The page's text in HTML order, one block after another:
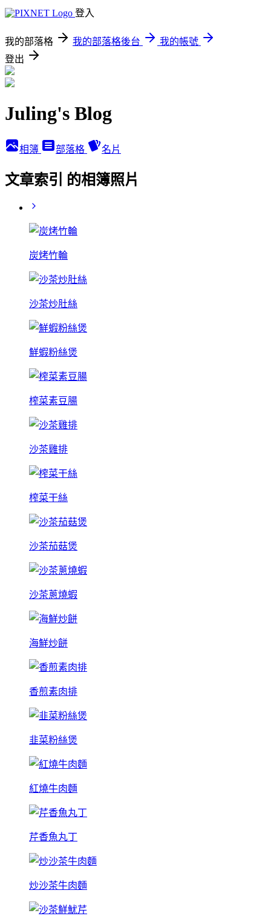
登入
我的部落格 我的部落格後台
我的帳號
登出
Juling's Blog
相簿 部落格 名片
文章索引 的相簿照片
炭烤竹輪
沙茶炒肚絲
鮮蝦粉絲煲
榨菜素豆腸
沙茶雞排
榨菜干絲
沙茶茄菇煲
沙茶蔥燒蝦
海鮮炒餅
香煎素肉排
韭菜粉絲煲
紅燒牛肉麵
芹香魚丸丁
炒沙茶牛肉麵